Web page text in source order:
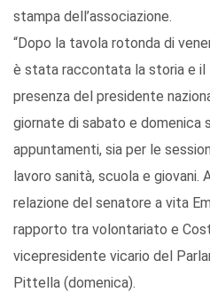
stampa dell’associazione.
“Dopo la tavola rotonda di
è stata raccontata la storia e il
presenza del presidente
giornate di sabato e domenica
appuntamenti, sia per le
lavoro sanità, scuola e giovani.
relazione del senatore a vita
rapporto tra volontariato e
vicepresidente vicario del
Pittella (domenica).